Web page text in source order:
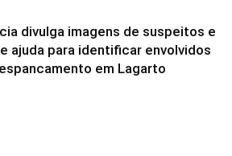
divulga imagens de suspeitos e
ajuda para identificar envolvidos
em Lagarto